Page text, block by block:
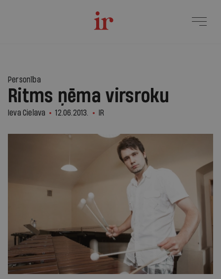
Personība
Ritms ņēma virsroku
Ieva Cielava 12.06.2013. IR